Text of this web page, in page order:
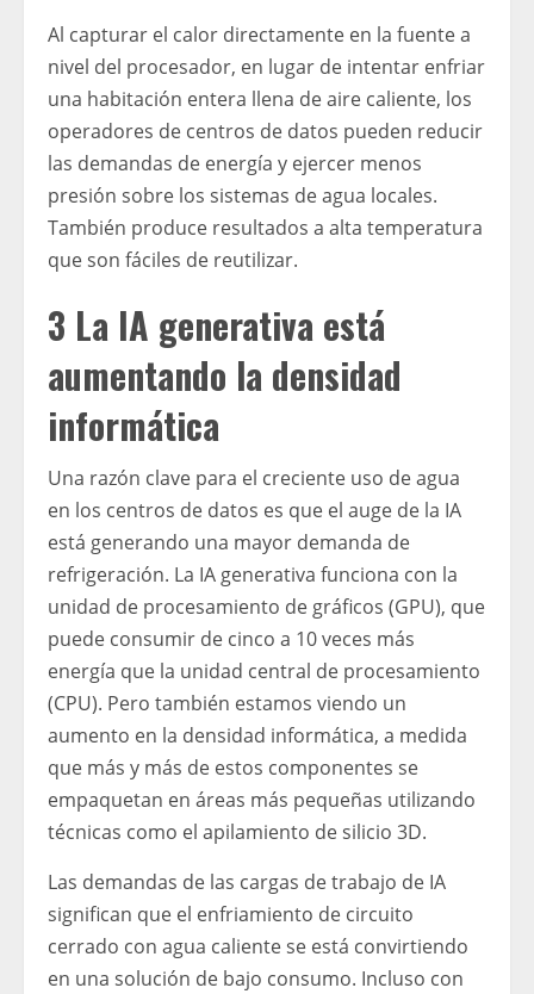
Al capturar el calor directamente en la fuente a
nivel del procesador, en lugar de intentar enfriar
una habitación entera llena de aire caliente, los
operadores de centros de datos pueden reducir
las demandas de energía y ejercer menos
presión sobre los sistemas de agua locales.
También produce resultados a alta temperatura
que son fáciles de reutilizar.
3 La IA generativa está
aumentando la densidad
informática
Una razón clave para el creciente uso de agua
en los centros de datos es que el auge de la IA
está generando una mayor demanda de
refrigeración. La IA generativa funciona con la
unidad de procesamiento de gráficos (GPU), que
puede consumir de cinco a 10 veces más
energía que la unidad central de procesamiento
(CPU). Pero también estamos viendo un
aumento en la densidad informática, a medida
que más y más de estos componentes se
empaquetan en áreas más pequeñas utilizando
técnicas como el apilamiento de silicio 3D.
Las demandas de las cargas de trabajo de IA
significan que el enfriamiento de circuito
cerrado con agua caliente se está convirtiendo
en una solución de bajo consumo. Incluso con